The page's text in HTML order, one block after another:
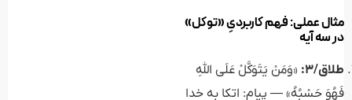
مثال عملی: فهم کاربردیِ «توکل»
در سه آیه
طلاق/۳:
«وَمَنْ يَتَوَكَّلْ عَلَى اللَّهِ
فَهُوَ حَسْبُهُ» — پیام: اتکا به خدا